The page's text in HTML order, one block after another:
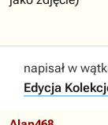
napisał w
Edycja